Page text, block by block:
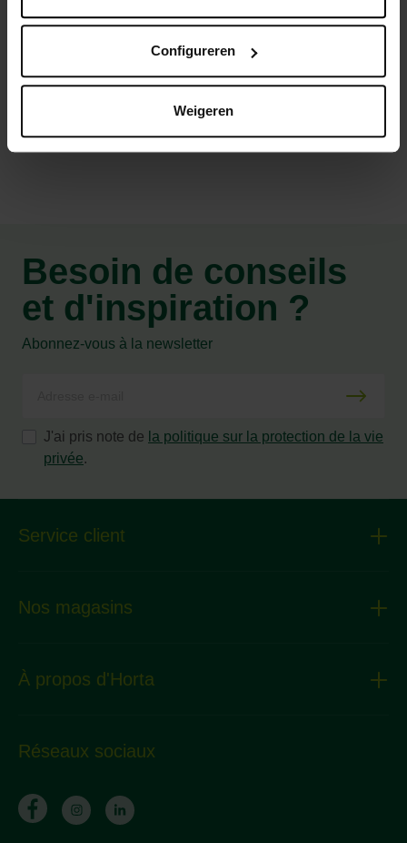
Configureren
Weigeren
Besoin de conseils
et d'inspiration ?
Abonnez-vous à la newsletter
J'ai pris note de la politique sur la protection de la vie
privée.
Service client
Nos magasins
À propos d'Horta
Réseaux sociaux